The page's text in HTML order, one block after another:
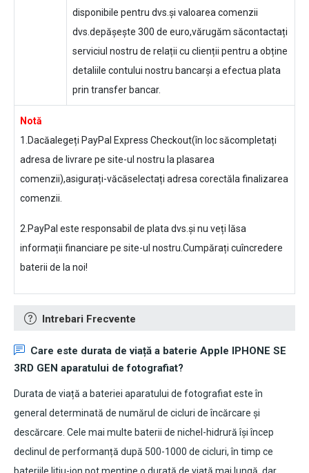
disponibile pentru dvs.și valoarea comenzii
dvs.depășește 300 de euro,vărugăm săcontactați
serviciul nostru de relații cu clienții pentru a obține
detaliile contului nostru bancarși a efectua plata
prin transfer bancar.
Notă
1.Dacăalegeți PayPal Express Checkout(în loc săcompletați
adresa de livrare pe site-ul nostru la plasarea
comenzii),asigurați-văcăselectați adresa corectăla finalizarea
comenzii.
2.PayPal este responsabil de plata dvs.și nu veți lăsa
informații financiare pe site-ul nostru.Cumpărați cuîncredere
baterii de la noi!
Intrebari Frecvente
Care este durata de viață a baterie Apple IPHONE SE
3RD GEN aparatului de fotografiat?
Durata de viață a bateriei aparatului de fotografiat este în
general determinată de numărul de cicluri de încărcare și
descărcare. Cele mai multe baterii de nichel-hidrură își încep
declinul de performanță după 500-1000 de cicluri, în timp ce